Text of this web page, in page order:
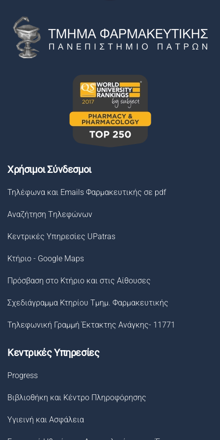
Χρήσιμοι Σύνδεσμοι
Τηλέφωνα και Emails Φαρμακευτικής σε pdf
Αναζήτηση Tηλεφώνων
Κεντρικές Υπηρεσίες UPatras
Κτήριο - Google Maps
Πρόσβαση στο Κτήριο και στις Αίθουσες
Σχεδιάγραμμα Κτηρίου Τμημ. Φαρμακευτικής
Τηλεφωνική Γραμμή Έκτακτης Ανάγκης- 11771
Κεντρικές Υπηρεσίες
Progress
Βιβλιοθήκη και Κέντρο Πληροφόρησης
Υγιεινή και Ασφάλεια